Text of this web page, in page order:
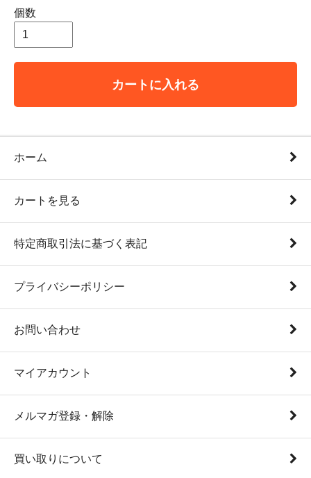
個数
カートに入れる
ホーム
カートを見る
特定商取引法に基づく表記
プライバシーポリシー
お問い合わせ
マイアカウント
メルマガ登録・解除
買い取りについて